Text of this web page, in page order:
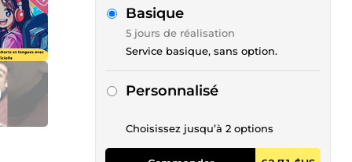
Basique
5 jours de réalisation
Service basique, sans option.
Personnalisé
Choisissez jusqu’à 2 options